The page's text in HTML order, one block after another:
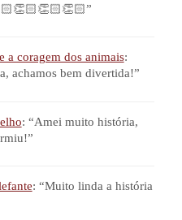
”
a coragem dos animais:
achamos bem divertida!”
: “Amei muito história,
”
: “Muito linda a história